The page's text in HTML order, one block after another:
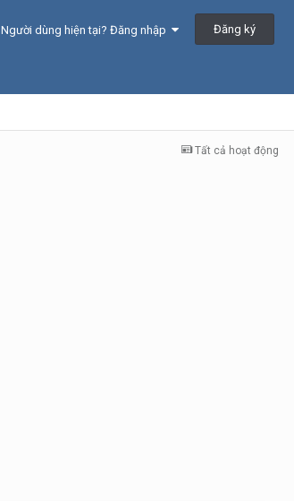
Người dùng hiện tại? Đăng nhập Đăng ký
Tất cả hoạt động